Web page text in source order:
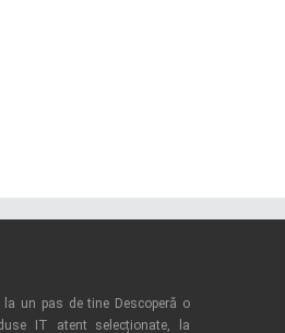
la un pas de tine Descoperă o
IT atent selecționate, la